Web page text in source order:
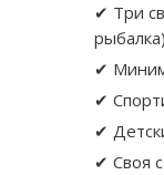
✔ Три
рыбалка)
✔
✔
✔
✔ Своя